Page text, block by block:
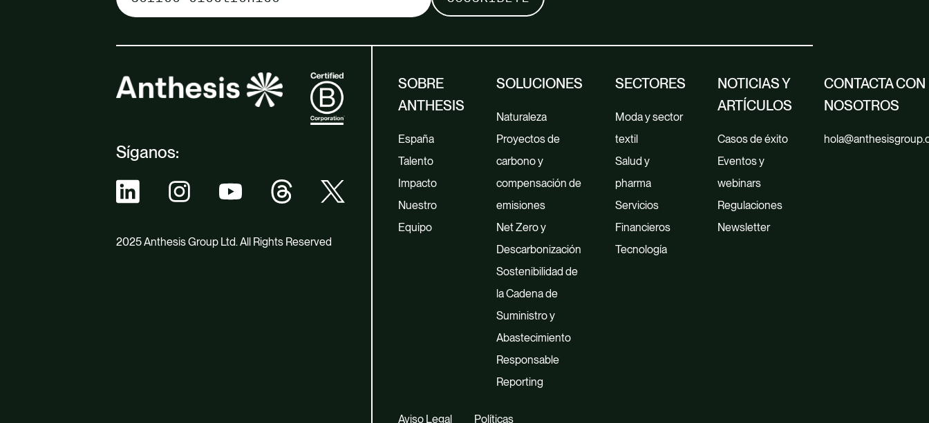
Síganos:
2025 Anthesis Group Ltd. All Rights Reserved
SOBRE
ANTHESIS
España
Talento
Impacto
Nuestro
Equipo
SOLUCIONES
Naturaleza
Proyectos de
carbono y
compensación de
emisiones
Net Zero y
Descarbonización
Sostenibilidad de
la Cadena de
Suministro y
Abastecimiento
Responsable
Reporting
SECTORES
Moda y sector
textil
Salud y
pharma
Servicios
Financieros
Tecnología
NOTICIAS Y
ARTÍCULOS
Casos de éxito
Eventos y
webinars
Regulaciones
Newsletter
CONTACTA CON
NOSOTROS
Aviso Legal Políticas